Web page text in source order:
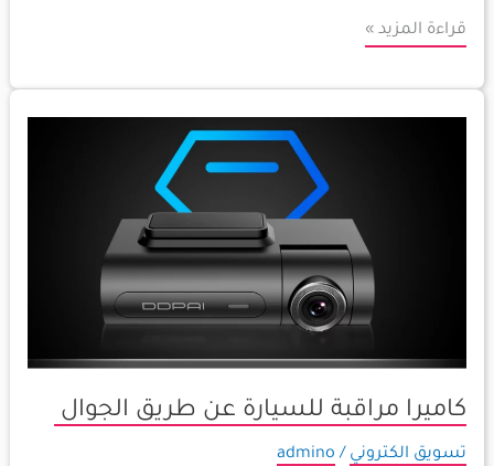
قراءة المزيد »
كاميرا مراقبة للسيارة عن طريق الجوال
تسويق الكتروني /
admino